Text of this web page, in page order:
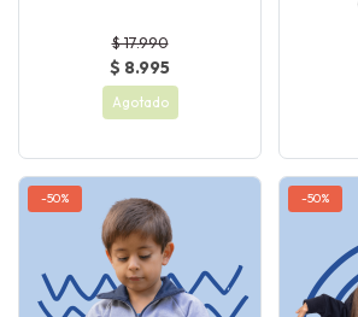
$ 17.990
$ 8.995
Agotado
-50% -50%